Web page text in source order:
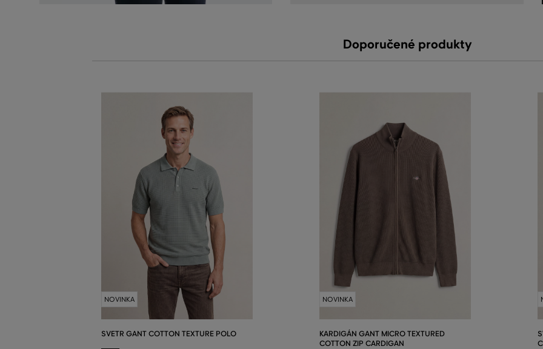
Doporučené produkty
NOVINKA
SVETR GANT COTTON TEXTURE POLO
NOVINKA
KARDIGÁN GANT MICRO TEXTURED
COTTON ZIP CARDIGAN